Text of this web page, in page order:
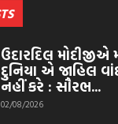
ઉદારદિલ મોદીજીએ
દુનિયા એ જાહિલ
નહીં કરે : સૌરભ...
02/08/2026